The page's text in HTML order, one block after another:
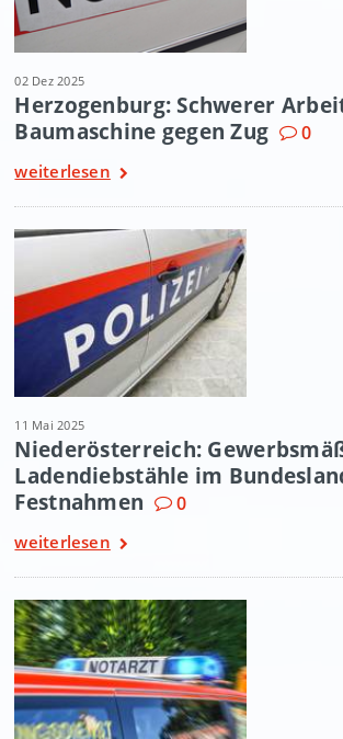
02 Dez 2025
Herzogenburg: Schwerer
Baumaschine gegen Zug
0
weiterlesen
11 Mai 2025
Niederösterreich:
Ladendiebstähle im
Festnahmen
0
weiterlesen